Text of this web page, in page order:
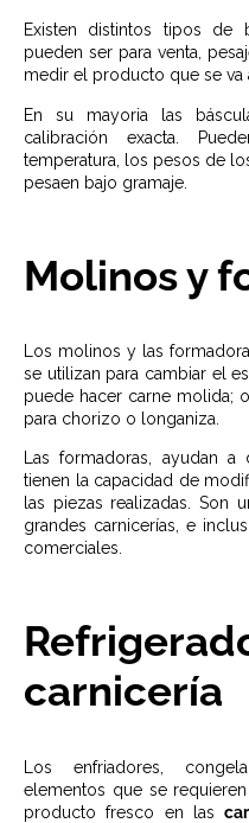
Existen distintos tipos de
pueden ser para venta,
medir el producto que se va
En su mayoria las
calibración exacta.
temperatura, los pesos de
pesaen bajo gramaje.
Molinos y
Los molinos y las
se utilizan para cambiar el
puede hacer carne molida;
para chorizo o longaniza.
Las formadoras, ayudan
tienen la capacidad de
las piezas realizadas. Son
grandes carnicerías, e
comerciales.
carnicería
Los enfriadores,
elementos que se
producto fresco en las